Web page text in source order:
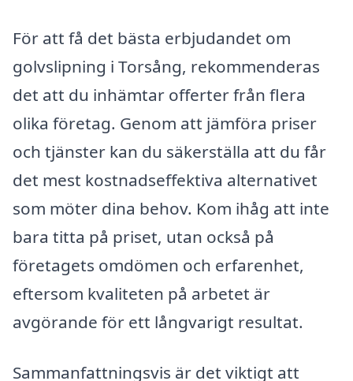
För att få det bästa erbjudandet om
golvslipning i Torsång, rekommenderas
det att du inhämtar offerter från flera
olika företag. Genom att jämföra priser
och tjänster kan du säkerställa att du får
det mest kostnadseffektiva alternativet
som möter dina behov. Kom ihåg att inte
bara titta på priset, utan också på
företagets omdömen och erfarenhet,
eftersom kvaliteten på arbetet är
avgörande för ett långvarigt resultat.
Sammanfattningsvis är det viktigt att